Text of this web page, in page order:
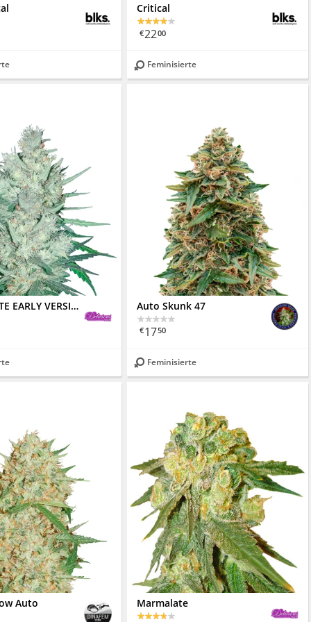
Critical
€2200
Feminisierte
MARMALATE EARLY VERSION Auto Skunk 47
€1750
Feminisierte
Auto Marmalate